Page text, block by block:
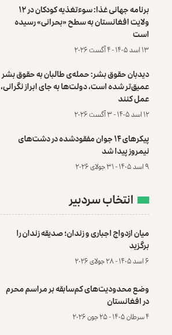
برنامه جهانی غذا: سوءتغذیه کودکان در ۱۲
ولایت افغانستان به سطح «بحرانی» رسیده
است
۱۳ اسد ۱۴۰۵ - ۴ آگست ۲۰۲۶
دیدبان حقوق بشر: حمله‌ی طالبان به حقوق بشر
عمیق‌تر شده است، دولت‌ها به جای ابراز نگرانی،
عمل کنند
۱۲ اسد ۱۴۰۵ - ۳ آگست ۲۰۲۶
پیکرهای ۱۴ جوان مفقودشده در دشت‌های
نیمروز پیدا شد
۹ اسد ۱۴۰۵ - ۳۱ جولای ۲۰۲۶
انتخاب سردبیر
میان ازدواج اجباری و زندان؛ صدیقه زندان را
برگزید
۶ اسد ۱۴۰۵ - ۲۸ جولای ۲۰۲۶
وضع محدودیت‌های کم‌سابقه بر مراسم محرم
در افغانستان
۴ سرطان ۱۴۰۵ - ۲۵ جون ۲۰۲۶